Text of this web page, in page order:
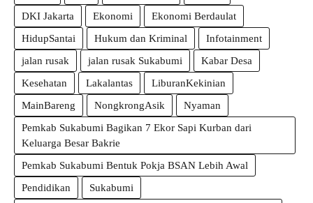
DKI Jakarta
Ekonomi
Ekonomi Berdaulat
HidupSantai
Hukum dan Kriminal
Infotainment
jalan rusak
jalan rusak Sukabumi
Kabar Desa
Kesehatan
Lakalantas
LiburanKekinian
MainBareng
NongkrongAsik
Nyaman
Pemkab Sukabumi Bagikan 7 Ekor Sapi Kurban dari
Keluarga Besar Bakrie
Pemkab Sukabumi Bentuk Pokja BSAN Lebih Awal
Pendidikan
Sukabumi